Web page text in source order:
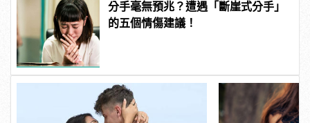
分手毫無預兆？遭遇「斷崖式分手」
的五個情傷建議！